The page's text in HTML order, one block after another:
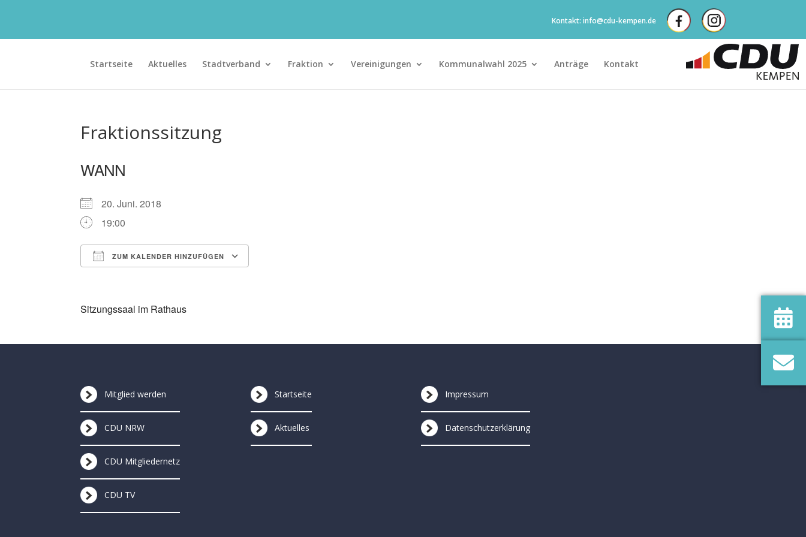
Kontakt: info@cdu-kempen.de
Startseite Aktuelles Stadtverband Fraktion Vereinigungen Kommunalwahl 2025 Anträge Kontakt
Fraktionssitzung
WANN
20. Juni. 2018
19:00
ZUM KALENDER HINZUFÜGEN
Sitzungssaal im Rathaus
Mitglied werden
CDU NRW
CDU Mitgliedernetz
CDU TV
Startseite
Aktuelles
Impressum
Datenschutzerklärung